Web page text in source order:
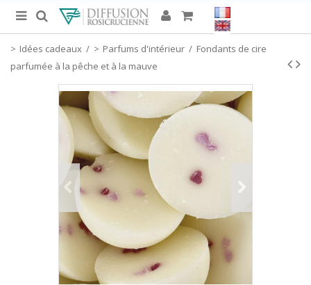
Idées cadeaux / Parfums d'intérieur / Fondants de cire
parfumée à la pêche et à la mauve